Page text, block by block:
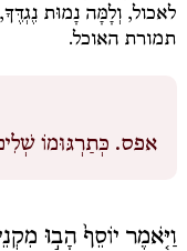
לאכול, וְלָמָּה נָמוּת נֶגְדֶּךָ
תמורת האוכל.
אפס. כְּתַרְגּוּמוֹ
וַיֹּ֤אמֶר יוֹסֵף֙ הָב֣וּ